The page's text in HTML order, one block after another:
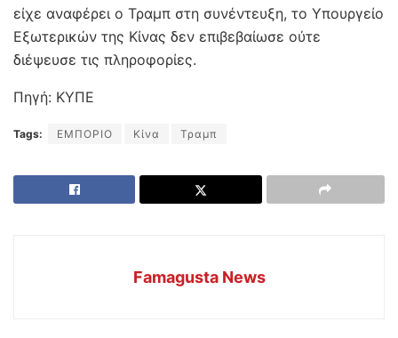
είχε αναφέρει ο Τραμπ στη συνέντευξη, το Υπουργείο
Εξωτερικών της Κίνας δεν επιβεβαίωσε ούτε
διέψευσε τις πληροφορίες.
Πηγή: ΚΥΠΕ
Tags: ΕΜΠΟΡΙΟ Κίνα Τραμπ
Famagusta News